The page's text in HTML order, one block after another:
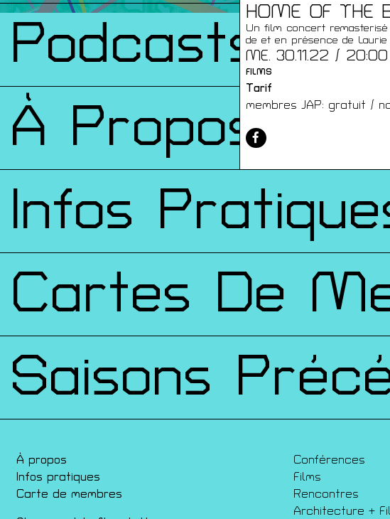
HOME OF THE
Un film concert remasterisé
de et en présence de Laurie
ME. 30.11.22 /
FILMS
Tarif
membres JAP: gratuit /
Podcasts
À Propos
Infos
Cartes De
Saisons
À propos
Infos pratiques
Carte de membres
Conférences
Films
Rencontres
Architecture +